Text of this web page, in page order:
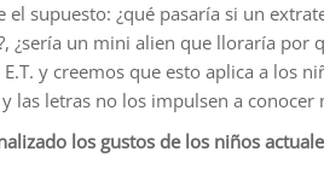
el supuesto: ¿qué pasaría si un
¿sería un mini alien que lloraría por
E.T. y creemos que esto aplica a los
las letras no los impulsen a
los gustos de los niños